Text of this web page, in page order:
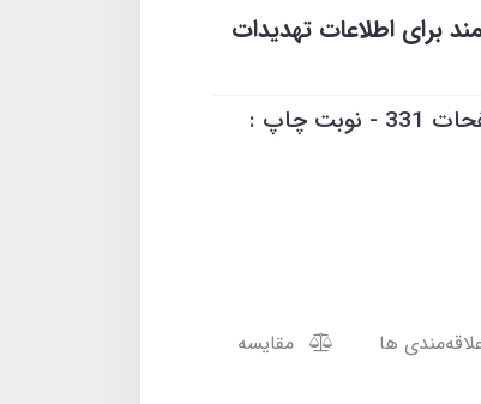
برای اطلاعات تهدیدات
محمد رضا درودیان - قطع وزیری - تعداد صفحات 331 - نوبت چاپ :
مقایسه